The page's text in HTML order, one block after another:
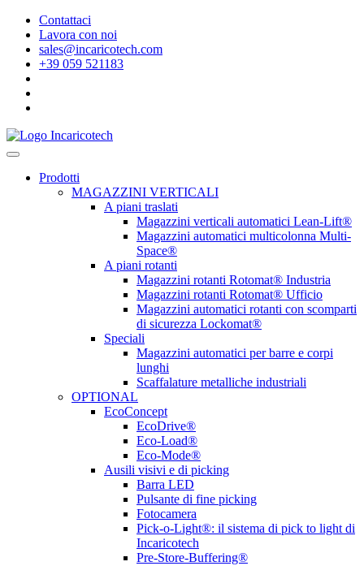
Contattaci
Lavora con noi
sales@incaricotech.com
+39 059 521183
Prodotti
MAGAZZINI VERTICALI
A piani traslati
Magazzini verticali automatici Lean-Lift®
Magazzini automatici multicolonna Multi-
Space®
A piani rotanti
Magazzini rotanti Rotomat® Industria
Magazzini rotanti Rotomat® Ufficio
Magazzini automatici rotanti con scomparti
di sicurezza Lockomat®
Speciali
Magazzini automatici per barre e corpi
lunghi
Scaffalature metalliche industriali
OPTIONAL
EcoConcept
EcoDrive®
Eco-Load®
Eco-Mode®
Ausili visivi e di picking
Barra LED
Pulsante di fine picking
Fotocamera
Pick-o-Light®: il sistema di pick to light di
Incaricotech
Pre-Store-Buffering®